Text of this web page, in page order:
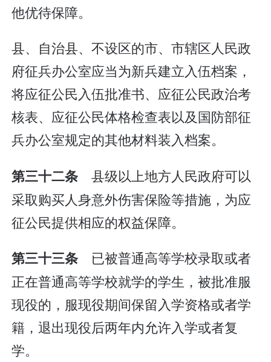
他优待保障。
县、自治县、不设区的市、市辖区人民政
府征兵办公室应当为新兵建立入伍档案，
将应征公民入伍批准书、应征公民政治考
核表、应征公民体格检查表以及国防部征
兵办公室规定的其他材料装入档案。
第三十二条 县级以上地方人民政府可以
采取购买人身意外伤害保险等措施，为应
征公民提供相应的权益保障。
第三十三条 已被普通高等学校录取或者
正在普通高等学校就学的学生，被批准服
现役的，服现役期间保留入学资格或者学
籍，退出现役后两年内允许入学或者复
学。